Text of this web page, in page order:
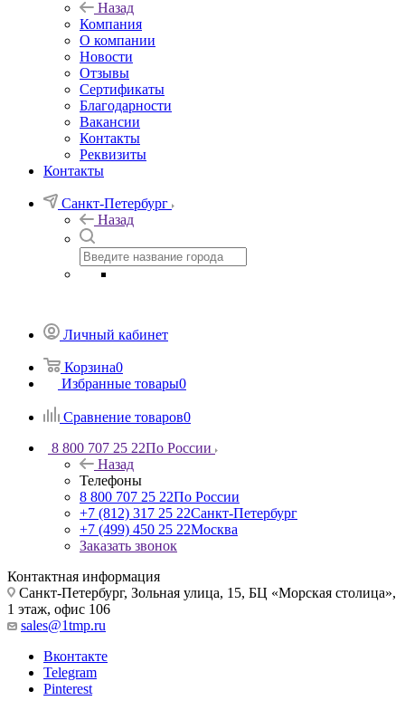
Назад
Компания
О компании
Новости
Отзывы
Сертификаты
Благодарности
Вакансии
Контакты
Реквизиты
Контакты
Санкт-Петербург
Назад
Личный кабинет
Корзина0
Избранные товары0
Сравнение товаров0
8 800 707 25 22По России
Назад
Телефоны
8 800 707 25 22По России
+7 (812) 317 25 22Санкт-Петербург
+7 (499) 450 25 22Москва
Заказать звонок
Контактная информация
Санкт-Петербург, Зольная улица, 15, БЦ «Морская столица»,
1 этаж, офис 106
sales@1tmp.ru
Вконтакте
Telegram
Pinterest